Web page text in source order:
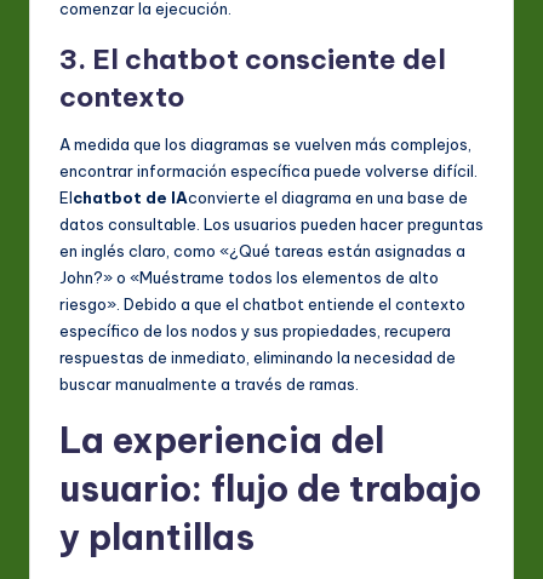
comenzar la ejecución.
3. El chatbot consciente del
contexto
A medida que los diagramas se vuelven más complejos,
encontrar información específica puede volverse difícil.
Elchatbot de IAconvierte el diagrama en una base de
datos consultable. Los usuarios pueden hacer preguntas
en inglés claro, como «¿Qué tareas están asignadas a
John?» o «Muéstrame todos los elementos de alto
riesgo». Debido a que el chatbot entiende el contexto
específico de los nodos y sus propiedades, recupera
respuestas de inmediato, eliminando la necesidad de
buscar manualmente a través de ramas.
La experiencia del
usuario: flujo de trabajo
y plantillas